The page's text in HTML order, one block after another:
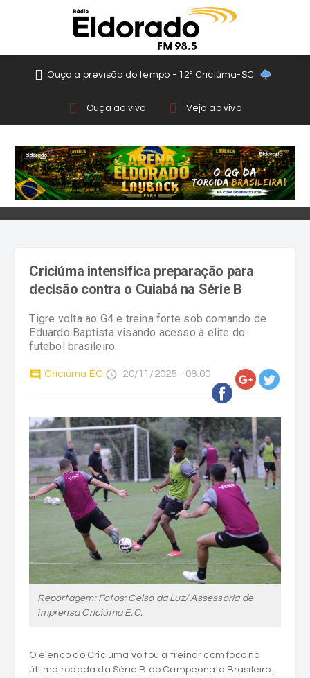
Ouça a previsão do tempo - 12º Criciúma-SC
Ouça ao vivo Veja ao vivo
Criciúma intensifica preparação para
decisão contra o Cuiabá na Série B
Tigre volta ao G4 e treina forte sob comando de
Eduardo Baptista visando acesso à elite do
futebol brasileiro.
comment Criciúma EC access_time 20/11/2025 - 08:00
Reportagem: Fotos: Celso da Luz/ Assessoria de
imprensa Criciúma E.C.
O elenco do Criciúma voltou a treinar com foco na
última rodada da Série B do Campeonato Brasileiro.